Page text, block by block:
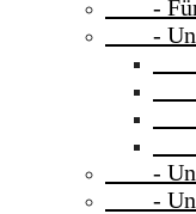
- Für
-
-
-
-
-
-
-